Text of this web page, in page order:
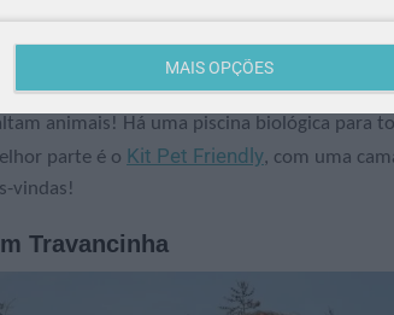
MAIS OPÇÕES
animais! Há uma piscina biológica para
parte é o Kit Pet Friendly, com uma
vindas!
Travancinha